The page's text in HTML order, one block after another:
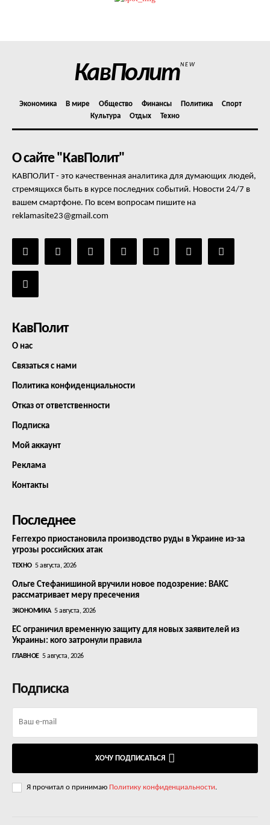
Контакты
КавПолитNEW
Экономика В мире Общество Финансы Политика
Спорт
Культура
Отдых Техно
О сайте "КавПолит"
КАВПОЛИТ - это качественная аналитика для думающих людей,
стремящихся быть в курсе последних событий. Новости 24/7 в
вашем смартфоне. По всем вопросам пишите на
reklamasite23@gmail.com
КавПолит
О нас
Связаться с нами
Политика конфиденциальности
Отказ от ответственности
Подписка
Мой аккаунт
Реклама
Контакты
Последнее
Ferrexpo приостановила производство руды в Украине из-за
угрозы российских атак
ТЕХНО 5 августа, 2026
Ольге Стефанишиной вручили новое подозрение: ВАКС
рассматривает меру пресечения
ЭКОНОМИКА 5 августа, 2026
ЕС ограничил временную защиту для новых заявителей из
Украины: кого затронули правила
ГЛАВНОЕ 5 августа, 2026
Подписка
ХОЧУ ПОДПИСАТЬСЯ
Я прочитал о принимаю Политику конфиденциальности.